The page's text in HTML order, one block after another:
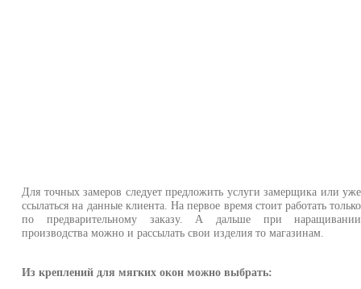
Для точных замеров следует предложить услуги замерщика или уже
ссылаться на данные клиента. На первое время стоит работать только
по предварительному заказу. А дальше при наращивании
производства можно и рассылать свои изделия то магазинам.
Из креплений для мягких окон можно выбрать: